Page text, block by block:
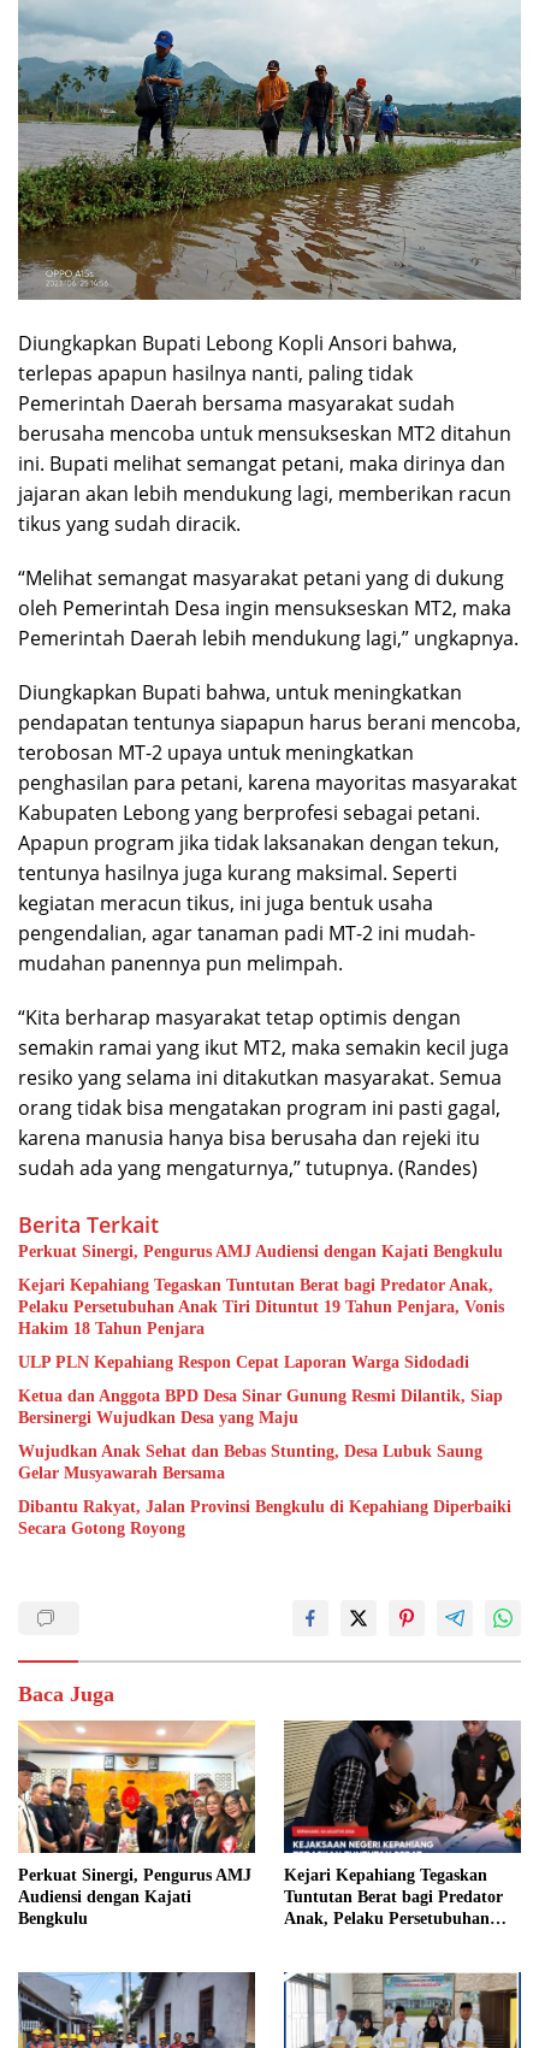
Diungkapkan Bupati Lebong Kopli Ansori bahwa,
terlepas apapun hasilnya nanti, paling tidak
Pemerintah Daerah bersama masyarakat sudah
berusaha mencoba untuk mensukseskan MT2 ditahun
ini. Bupati melihat semangat petani, maka dirinya dan
jajaran akan lebih mendukung lagi, memberikan racun
tikus yang sudah diracik.
“Melihat semangat masyarakat petani yang di dukung
oleh Pemerintah Desa ingin mensukseskan MT2, maka
Pemerintah Daerah lebih mendukung lagi,” ungkapnya.
Diungkapkan Bupati bahwa, untuk meningkatkan
pendapatan tentunya siapapun harus berani mencoba,
terobosan MT-2 upaya untuk meningkatkan
penghasilan para petani, karena mayoritas masyarakat
Kabupaten Lebong yang berprofesi sebagai petani.
Apapun program jika tidak laksanakan dengan tekun,
tentunya hasilnya juga kurang maksimal. Seperti
kegiatan meracun tikus, ini juga bentuk usaha
pengendalian, agar tanaman padi MT-2 ini mudah-
mudahan panennya pun melimpah.
“Kita berharap masyarakat tetap optimis dengan
semakin ramai yang ikut MT2, maka semakin kecil juga
resiko yang selama ini ditakutkan masyarakat. Semua
orang tidak bisa mengatakan program ini pasti gagal,
karena manusia hanya bisa berusaha dan rejeki itu
sudah ada yang mengaturnya,” tutupnya. (Randes)
Berita Terkait
Perkuat Sinergi, Pengurus AMJ Audiensi dengan Kajati Bengkulu
Kejari Kepahiang Tegaskan Tuntutan Berat bagi Predator Anak,
Pelaku Persetubuhan Anak Tiri Dituntut 19 Tahun Penjara, Vonis
Hakim 18 Tahun Penjara
ULP PLN Kepahiang Respon Cepat Laporan Warga Sidodadi
Ketua dan Anggota BPD Desa Sinar Gunung Resmi Dilantik, Siap
Bersinergi Wujudkan Desa yang Maju
Wujudkan Anak Sehat dan Bebas Stunting, Desa Lubuk Saung
Gelar Musyawarah Bersama
Dibantu Rakyat, Jalan Provinsi Bengkulu di Kepahiang Diperbaiki
Secara Gotong Royong
Baca Juga
Perkuat Sinergi, Pengurus AMJ
Audiensi dengan Kajati
Bengkulu
Kejari Kepahiang Tegaskan
Tuntutan Berat bagi Predator
Anak, Pelaku Persetubuhan
Penjara